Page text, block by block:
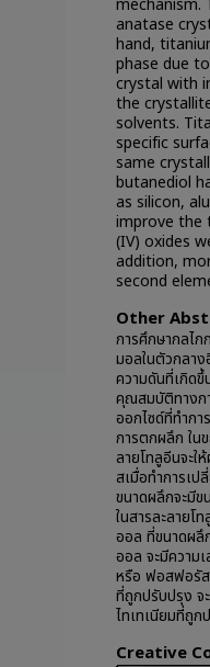
mechanism.
anatase
hand,
phase due
crystal with
the
solvents.
specific
same
butanediol
as silicon,
improve the
(IV) oxides
addition,
second
Other
การศึกษากลไก
มอลในตัวกลา
ความดันที่เกิดขึ้
คุณสมบัติทางก
ออกไซด์ที่ทำกา
การตกผลึก ใน
ลายโทลูอีนจะ
สเมื่อทำการเป
ขนาดผลึกจะมีข
ในสารละลายโ
ออล ที่ขนาดผลึ
ออล จะมีความ
หรือ ฟอสฟอรัส
ที่ถูกปรับปรุง จ
ไทเทเนียมที่ถู
Creative